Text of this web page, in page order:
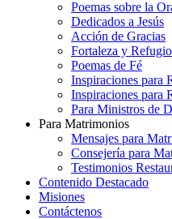
Poemas sobre la
Dedicados a Jesús
Acción de Gracias
Fortaleza y Refugio
Poemas de Fé
Inspiraciones para
Inspiraciones para
Para Ministros de
Para Matrimonios
Mensajes para
Consejería para
Testimonios
Contenido Destacado
Misiones
Contáctenos